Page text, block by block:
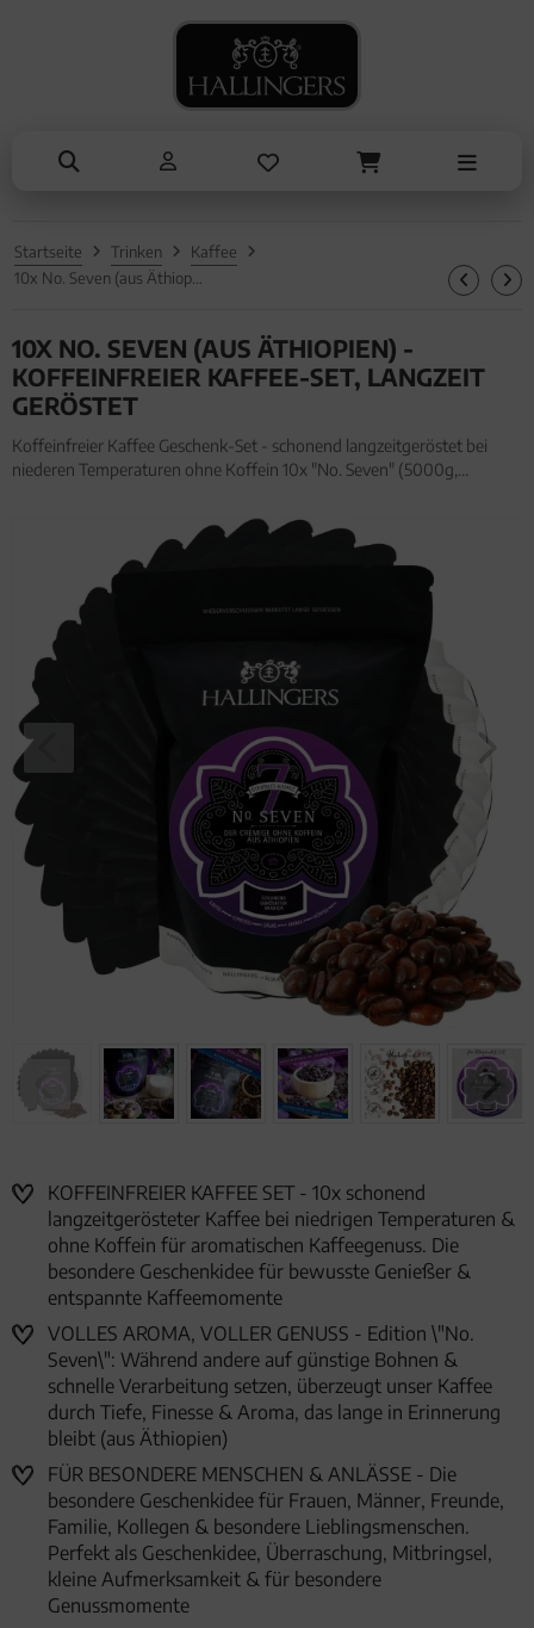
Startseite Trinken
Kaffee
10X NO. SEVEN (AUS ÄTHIOPIEN) -
KOFFEINFREIER KAFFEE-SET, LANGZEIT
GERÖSTET
Koffeinfreier Kaffee Geschenk-Set - schonend langzeitgeröstet bei
niederen Temperaturen ohne Koffein 10x "No. Seven" (5000g,
schonend langzeitgeröstet bei niederen Temperaturen ohne Koffe
KOFFEINFREIER KAFFEE SET - 10x schonend
langzeitgerösteter Kaffee bei niedrigen Temperaturen &
ohne Koffein für aromatischen Kaffeegenuss. Die
besondere Geschenkidee für bewusste Genießer &
entspannte Kaffeemomente
VOLLES AROMA, VOLLER GENUSS - Edition \"No.
Seven\": Während andere auf günstige Bohnen &
schnelle Verarbeitung setzen, überzeugt unser Kaffee
durch Tiefe, Finesse & Aroma, das lange in Erinnerung
bleibt (aus Äthiopien)
FÜR BESONDERE MENSCHEN & ANLÄSSE - Die
besondere Geschenkidee für Frauen, Männer, Freunde,
Familie, Kollegen & besondere Lieblingsmenschen.
Perfekt als Geschenkidee, Überraschung, Mitbringsel,
kleine Aufmerksamkeit & für besondere
Genussmomente
SOMMER
ALLES ANZEIGEN AUS SOMMER
Genüsse
Liköre
NASCHEN
ALLES ANZEIGEN AUS NASCHEN
Pralinen
Müsli
KOCHEN
Essig & Öl
Brot & Pasta
ANLÄSSE
ALLES ANZEIGEN AUS ANLÄSSE
Kleine Aufmerksamkeiten
Ostern
Valentinstag
Weihnachten
Liebe & Hochzeit
Bayern